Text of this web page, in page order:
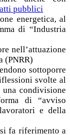
pubblici
energetica, al
di “Industria
nell’attuazione
(PNRR)
sottoporre
svolte al
condivisione
di “avviso
e della
fa riferimento a